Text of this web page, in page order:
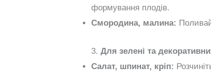
формування плодів.
Смородина, малина:
3.Для зелені та
Салат, шпинат, кріп: